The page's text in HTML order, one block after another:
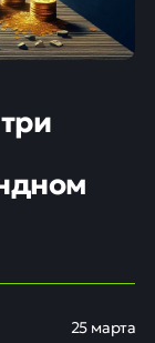
25 марта